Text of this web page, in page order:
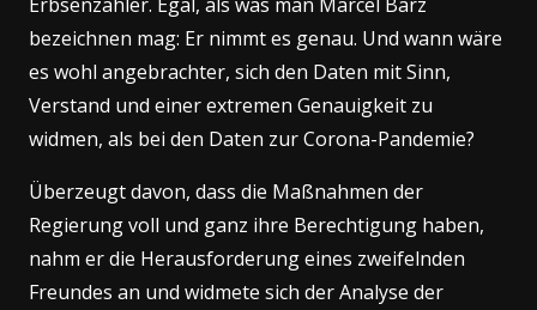
bezeichnen mag: Er nimmt es genau. Und wann wäre
es wohl angebrachter, sich den Daten mit Sinn,
Verstand und einer extremen Genauigkeit zu
widmen, als bei den Daten zur Corona-Pandemie?
Überzeugt davon, dass die Maßnahmen der
Regierung voll und ganz ihre Berechtigung haben,
nahm er die Herausforderung eines zweifelnden
Freundes an und widmete sich der Analyse der